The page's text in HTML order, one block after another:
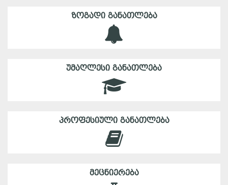
ᲖᲝᲒᲐᲓᲘ ᲒᲐᲜᲐᲗᲚᲔᲑᲐ
ᲣᲛᲐᲦᲚᲔᲡᲘ ᲒᲐᲜᲐᲗᲚᲔᲑᲐ
ᲞᲠᲝᲤᲔᲡᲘᲣᲚᲘ ᲒᲐᲜᲐᲗᲚᲔᲑᲐ
ᲛᲔᲪᲜᲘᲔᲠᲔᲑᲐ